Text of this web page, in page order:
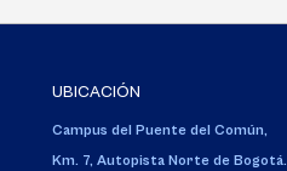
UBICACIÓN
Campus del Puente del Común,
Km. 7, Autopista Norte de Bogotá.